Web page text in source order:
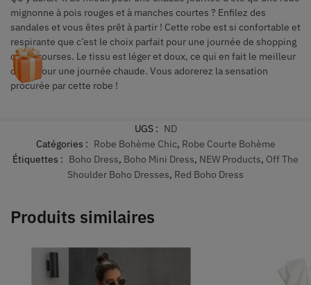
mignonne à pois rouges et à manches courtes ? Enfilez des
sandales et vous êtes prêt à partir ! Cette robe est si confortable et
respirante que c’est le choix parfait pour une journée de shopping
ou de courses. Le tissu est léger et doux, ce qui en fait le meilleur
choix pour une journée chaude. Vous adorerez la sensation
procurée par cette robe !
UGS : ND
Catégories : Robe Bohème Chic, Robe Courte Bohème
Étiquettes : Boho Dress, Boho Mini Dress, NEW Products, Off The
Shoulder Boho Dresses, Red Boho Dress
Produits similaires